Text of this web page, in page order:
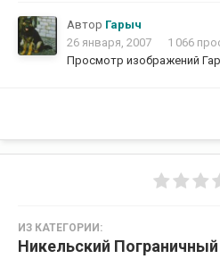
Автор Гарыч
26 января, 2007
1 066
Просмотр изображений
ИЗ КАТЕГОРИИ:
Никельский